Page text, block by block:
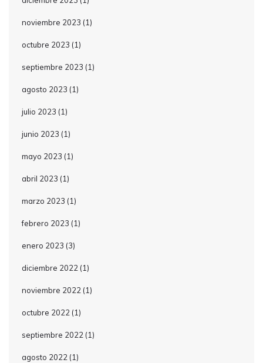
noviembre 2023 (1)
octubre 2023 (1)
septiembre 2023 (1)
agosto 2023 (1)
julio 2023 (1)
junio 2023 (1)
mayo 2023 (1)
abril 2023 (1)
marzo 2023 (1)
febrero 2023 (1)
enero 2023 (3)
diciembre 2022 (1)
noviembre 2022 (1)
octubre 2022 (1)
septiembre 2022 (1)
agosto 2022 (1)